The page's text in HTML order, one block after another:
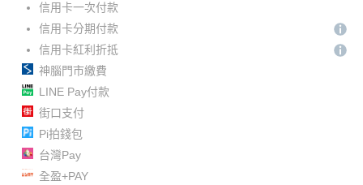
信用卡一次付款
信用卡分期付款
信用卡紅利折抵
神腦門市繳費
LINE Pay付款
街口支付
Pi拍錢包
台灣Pay
全盈+PAY